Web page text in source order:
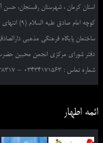
استان کرمان ، شهرستان رفسنجان، حسن
کوچه امام صادق علیه السلام (9) انتهای کوچه
ساختمان پایگاه فرهنگی مذهبی
دفتر شورای مرکزی انجمن محبین حضرت
شماره تماس : 03434171563 – 09133928317
ائمه اطهار